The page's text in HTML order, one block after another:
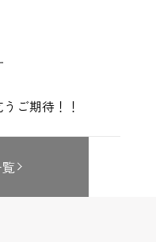
ご期待！！